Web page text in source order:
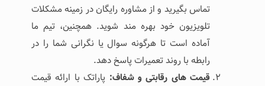
تماس بگیرید و از مشاوره رایگان در زمینه مشکلات
تلویزیون خود بهره‌ مند شوید. همچنین، تیم ما
آماده است تا هرگونه سوال یا نگرانی شما را در
رابطه با روند تعمیرات پاسخ دهد.
قیمت ‌های رقابتی و شفاف: پاراتک با ارائه قیمت